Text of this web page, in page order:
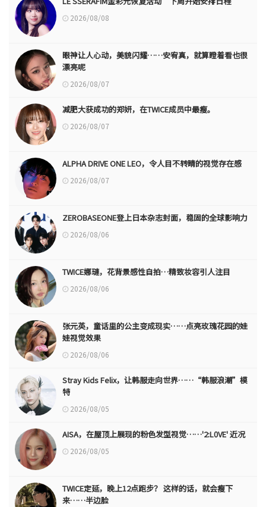
2026/08/08
眼神让人心动，美貌闪耀……安宥真，就算瞪着看也很
漂亮呢
2026/08/07
减肥大获成功的郑妍，在TWICE成员中最瘦。
2026/08/07
ALPHA DRIVE ONE LEO，令人目不转睛的视觉存在感
2026/08/07
ZEROBASEONE登上日本杂志封面，稳固的全球影响力
2026/08/06
TWICE娜璉，花背景感性自拍…精致妆容引人注目
2026/08/06
张元英，童话里的公主变成现实……点亮玫瑰花园的娃
娃视觉效果
2026/08/06
Stray Kids Felix，让韩服走向世界……“韩服浪潮”模
特
2026/08/05
AISA，在屋顶上展现的粉色发型视觉……'2:L0VE' 近况
2026/08/05
TWICE定延，晚上12点跑步？ 这样的话，就会瘦下
来……半边脸